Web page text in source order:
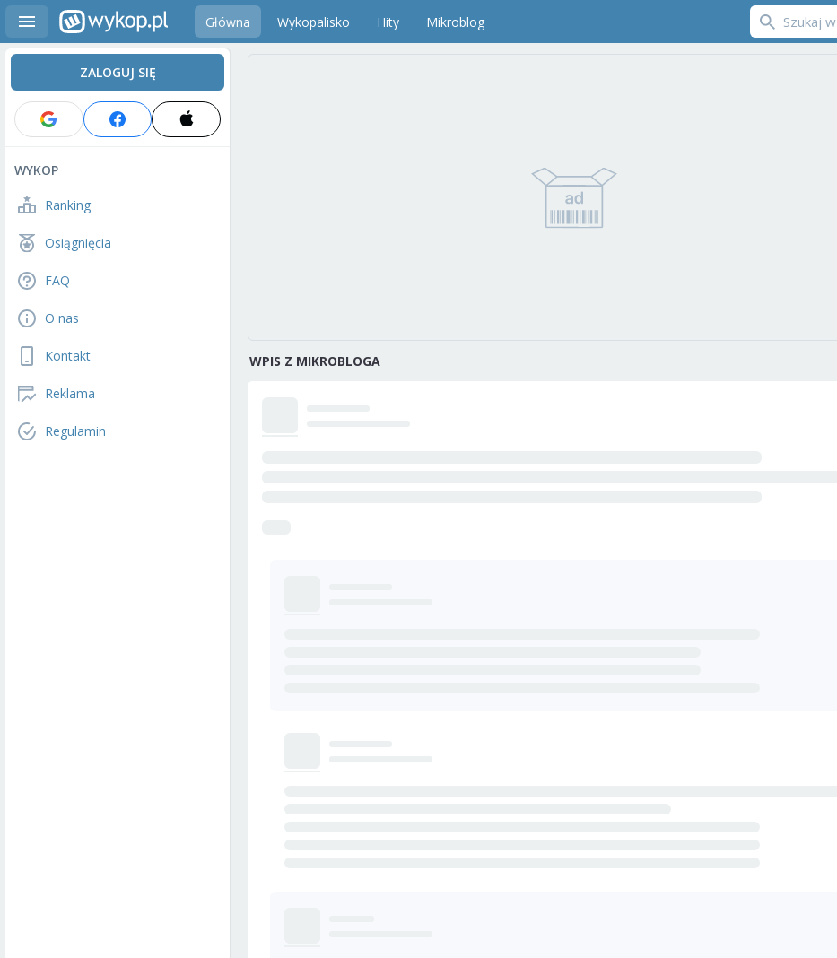
Główna Wykopalisko Hity Mikroblog
ZALOGUJ SIĘ
WYKOP
Ranking
Osiągnięcia
FAQ
O nas
Kontakt
Reklama
Regulamin
WPIS Z MIKROBLOGA